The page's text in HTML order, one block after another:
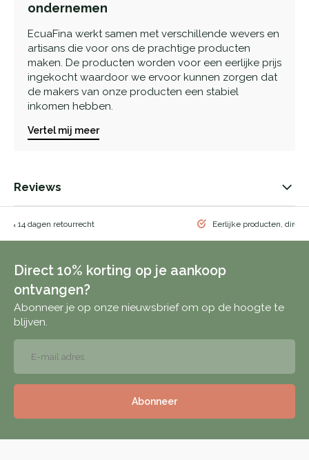
ondernemen
EcuaFina werkt samen met verschillende wevers en
artisans die voor ons de prachtige producten
maken. De producten worden voor een eerlijke prijs
ingekocht waardoor we ervoor kunnen zorgen dat
de makers van onze producten een stabiel
inkomen hebben.
Vertel mij meer
Reviews
& 14 dagen retourrecht Eerlijke producten, direct
Direct 10% korting op je aankoop
ontvangen?
Abonneer je op onze nieuwsbrief om op de hoogte te
blijven.
Abonneer